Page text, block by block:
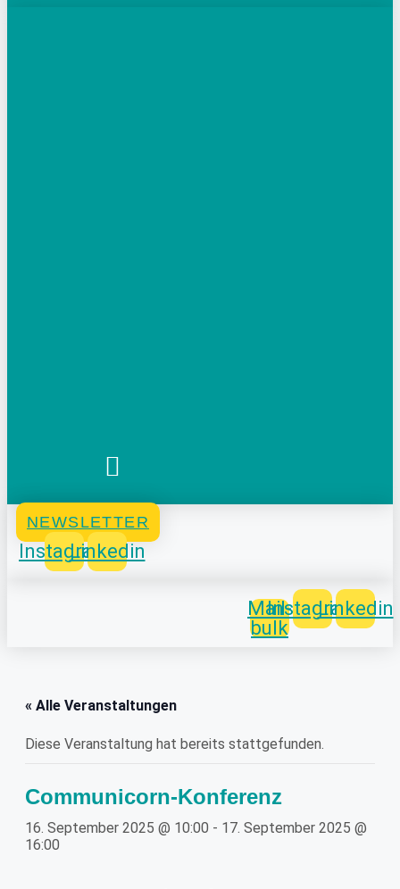
NEWSLETTER
Instagram
Linkedin
Mail-
bulk
Instagram
Linkedin
« Alle Veranstaltungen
Diese Veranstaltung hat bereits stattgefunden.
Communicorn-Konferenz
16. September 2025 @ 10:00 - 17. September 2025 @
16:00